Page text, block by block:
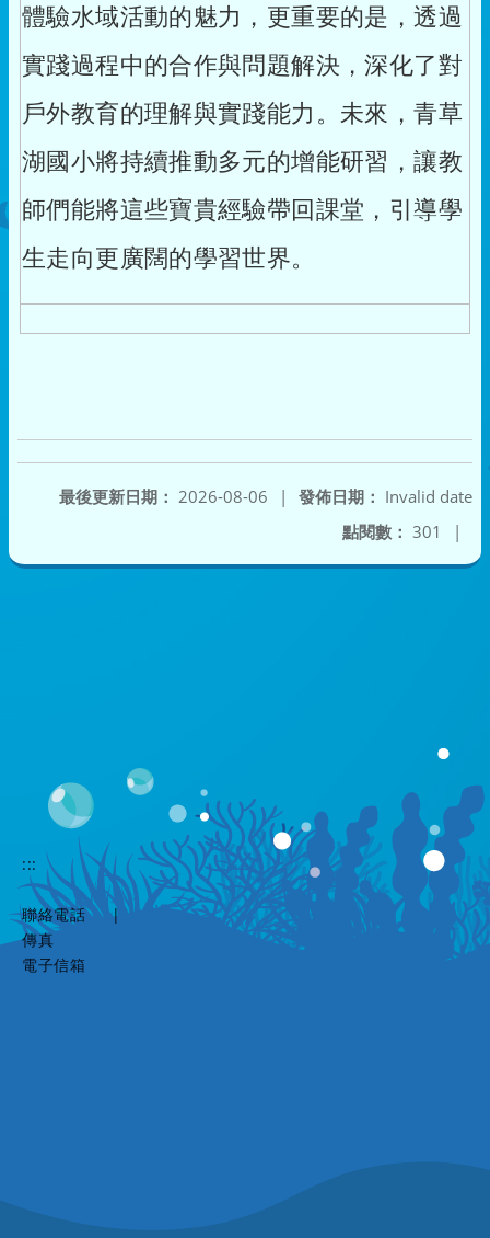
體驗水域活動的魅力，更重要的是，透過
實踐過程中的合作與問題解決，深化了對
戶外教育的理解與實踐能力。未來，青草
湖國小將持續推動多元的增能研習，讓教
師們能將這些寶貴經驗帶回課堂，引導學
生走向更廣闊的學習世界。
發佈日期： Invalid date
最後更新日期： 2026-08-06
|
點閱數： 301 |
:::
聯絡電話
|
傳真
電子信箱